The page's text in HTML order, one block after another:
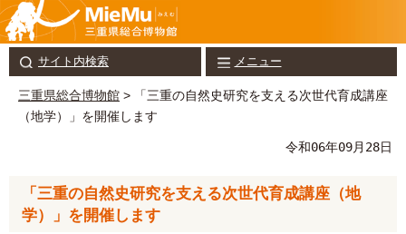
サイト内検索 メニュー
三重県総合博物館 > 「三重の自然史研究を支える次世代育成講座
（地学）」を開催します
令和06年09月28日
「三重の自然史研究を支える次世代育成講座（地
学）」を開催します